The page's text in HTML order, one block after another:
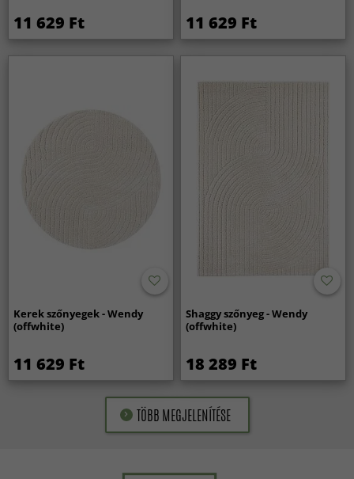
11 629 Ft 11 629 Ft
Kerek szőnyegek - Wendy
(offwhite)
11 629 Ft
Shaggy szőnyeg - Wendy
(offwhite)
18 289 Ft
TÖBB MEGJELENÍTÉSE